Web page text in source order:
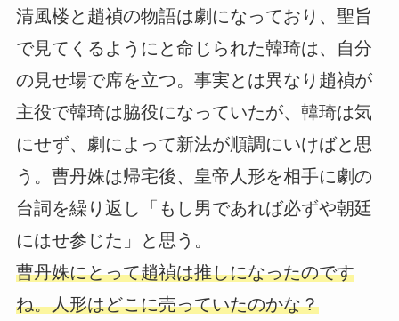
清風楼と趙禎の物語は劇になっており、聖旨
で見てくるようにと命じられた韓琦は、自分
の見せ場で席を立つ。事実とは異なり趙禎が
主役で韓琦は脇役になっていたが、韓琦は気
にせず、劇によって新法が順調にいけばと思
う。曹丹姝は帰宅後、皇帝人形を相手に劇の
台詞を繰り返し「もし男であれば必ずや朝廷
にはせ参じた」と思う。
曹丹姝にとって趙禎は推しになったのです
ね。人形はどこに売っていたのかな？